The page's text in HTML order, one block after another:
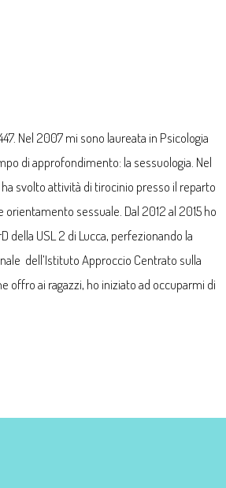
Nel 2007 mi sono laureata in Psicologia
di approfondimento: la sessuologia. Nel
ha svolto attività di tirocinio presso il reparto
sessuale. Dal 2012 al 2015 ho
della USL 2 di Lucca, perfezionando la
dell’Istituto Approccio Centrato sulla
offro ai ragazzi, ho iniziato ad occuparmi di